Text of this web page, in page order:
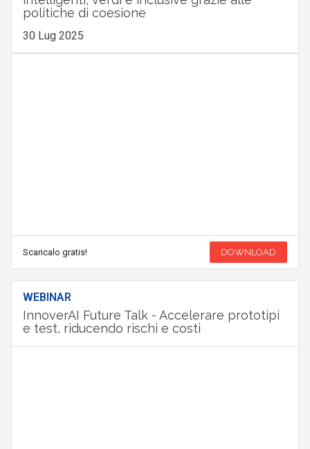
politiche di coesione
30 Lug 2025
Scaricalo gratis! DOWNLOAD
WEBINAR
InnoverAI Future Talk - Accelerare prototipi
e test, riducendo rischi e costi